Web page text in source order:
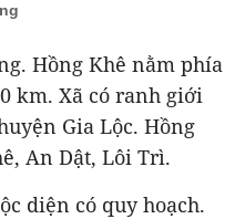
Hồng Khê nằm phía
km. Xã có ranh giới
Gia Lộc. Hồng
An Dật, Lôi Trì.
diện có quy hoạch.